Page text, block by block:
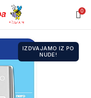
0
IZDVAJAMO IZ PO
NUDE!